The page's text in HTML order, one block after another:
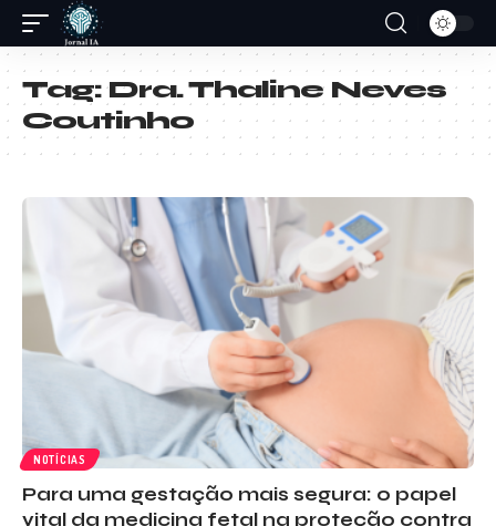
Tag:Dra. Thaline Neves
Coutinho
NOTÍCIAS
Para uma gestação mais segura: o papel
vital da medicina fetal na proteção contra